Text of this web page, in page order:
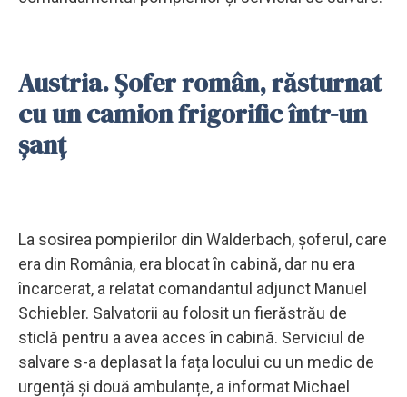
Austria. Șofer român, răsturnat
cu un camion frigorific într-un
șanț
La sosirea pompierilor din Walderbach, șoferul, care
era din România, era blocat în cabină, dar nu era
încarcerat, a relatat comandantul adjunct Manuel
Schiebler. Salvatorii au folosit un fierăstrău de
sticlă pentru a avea acces în cabină. Serviciul de
salvare s-a deplasat la fața locului cu un medic de
urgență și două ambulanțe, a informat Michael